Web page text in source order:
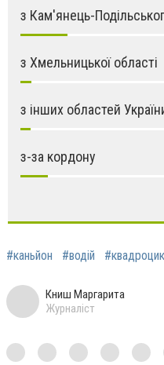
з Кам'янець-
з Хмельницької області
з інших областей
з-за кордону
#каньйон #водій
Книш Маргарита
Журналіст